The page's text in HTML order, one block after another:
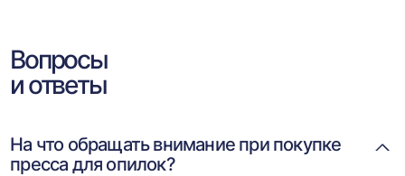
Вопросы
и ответы
На что обращать внимание при покупке
пресса для опилок?